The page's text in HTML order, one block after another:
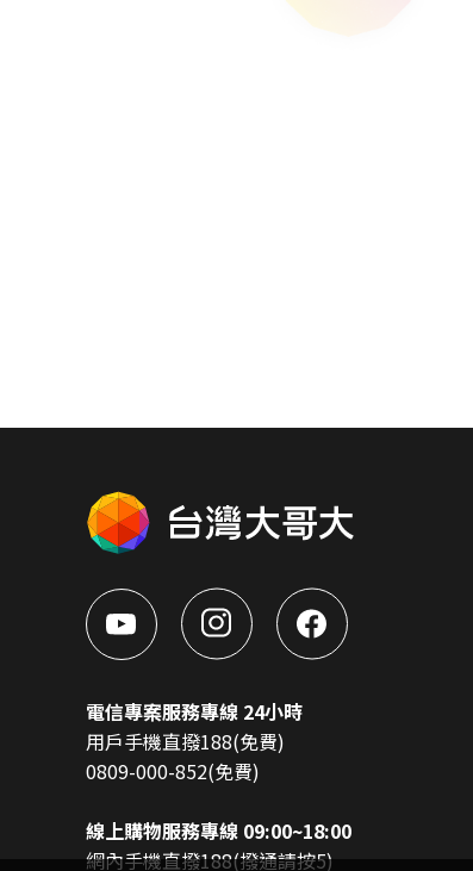
電信專案服務專線 24小時
用戶手機直撥188(免費)
0809-000-852(免費)
線上購物服務專線 09:00~18:00
網內手機直撥188(撥通請按5)